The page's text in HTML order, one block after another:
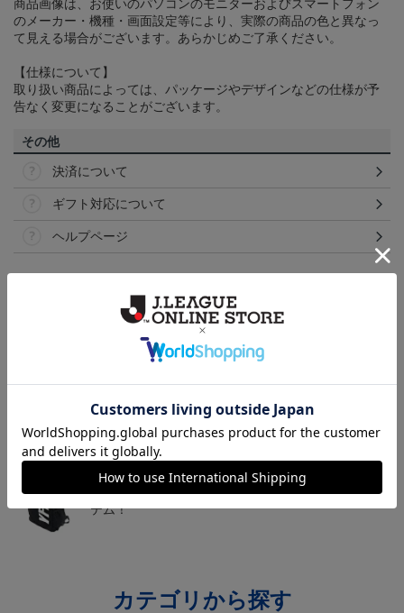
商品画像は、お使いのパソコンのモニターおよびスマートフォン
のメーカー・機種・画面設定等により、実際の商品の色と異なっ
て見える場合がございます。あらかじめご了承ください。
【仕様について】
取り扱い商品によっては、パッケージやデザインなどの仕様が予
告なく変更になることがございます。
その他
決済について
ギフト対応について
ヘルプページ
かお楽しみのシークレットグッズ！
横浜FM
日常にもF・マリノスを！普段使いにオススメのアイ
テム！
カテゴリから探す